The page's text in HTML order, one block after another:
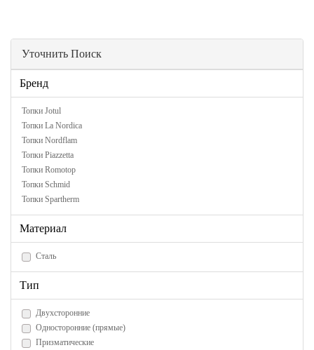
Уточнить Поиск
Бренд
Топки Jotul
Топки La Nordica
Топки Nordflam
Топки Piazzetta
Топки Romotop
Топки Schmid
Топки Spartherm
Материал
Сталь
Тип
Двухсторонние
Односторонние (прямые)
Призматические